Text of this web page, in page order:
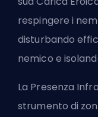
respingere i
disturbando
nemico e
La Presenza
strumento di